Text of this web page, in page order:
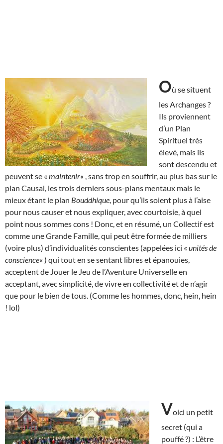
Où se situent
les Archanges ?
Ils proviennent
d’un Plan
Spirituel très
élevé, mais ils
sont descendu et
peuvent se « maintenir« , sans trop en souffrir, au plus bas sur le
plan Causal, les trois derniers sous-plans mentaux mais le
mieux étant le plan Bouddhique , pour qu’ils soient plus à l’aise
pour nous causer et nous expliquer, avec courtoisie, à quel
point nous sommes cons ! Donc, et en résumé, un Collectif est
comme une Grande Famille, qui peut être formée de milliers
(voire plus) d’individualités conscientes (appelées ici « unités de
conscience« ) qui tout en se sentant libres et épanouies,
acceptent de Jouer le Jeu de l’Aventure Universelle en
acceptant, avec simplicité, de vivre en collectivité et de n’agir
que pour le bien de tous. (Comme les hommes, donc, hein, hein
! lol)
Voici un petit
secret (qui a
pouffé ?) : L’être